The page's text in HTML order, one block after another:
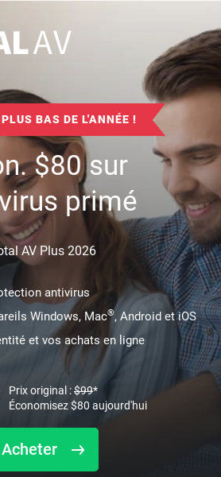
BAS DE L'ANNÉE !
$80sur
primé
AV Plus 2026
antivirus
Windows, Mac®, Android et iOS
et vos achats en ligne
Acheter
Prix original :$99*
Économisez$80 aujourd'hui